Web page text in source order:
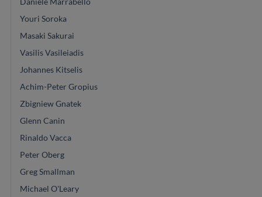
Youri Soroka
Masaki Sakurai
Vasilis Vasileiadis
Johannes Kitselis
Achim-Peter Gropius
Zbigniew Gnatek
Glenn Canin
Rinaldo Vacca
Peter Oberg
Greg Smallman
Michael O'Leary